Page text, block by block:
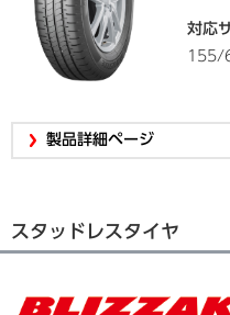
対応
155/
製品詳細ページ
スタッドレスタイヤ